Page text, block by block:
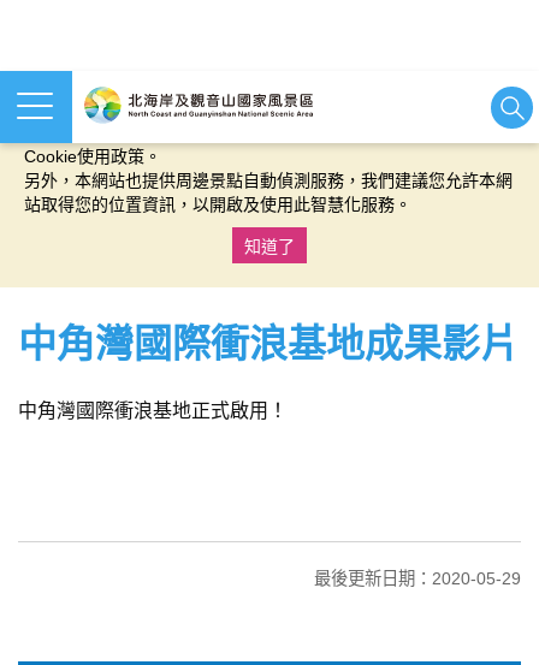
本網站使用cookies等相關技術以持續優化網站服務，並有助於為
Cookie使用政策。
另外，本網站也提供周邊景點自動偵測服務，我們建議您允許本網
站取得您的位置資訊，以開啟及使用此智慧化服務。
知道了
中角灣國際衝浪基地成果影片
中角灣國際衝浪基地正式啟用！
最後更新日期：2020-05-29